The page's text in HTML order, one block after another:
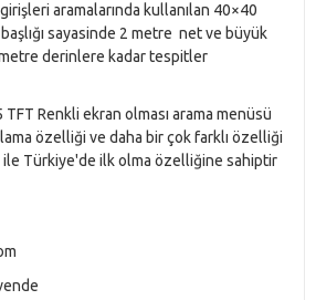
aramalarında kullanılan 40×40
sayasinde 2 metre net ve büyük
derinlere kadar tespitler
Renkli ekran olması arama menüsü
özelliği ve daha bir çok farklı özelliği
ile Türkiye'de ilk olma özelliğine sahiptir